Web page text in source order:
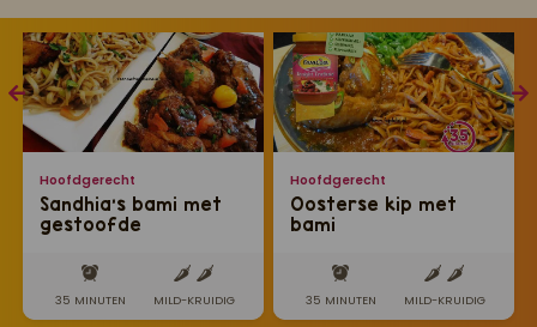
Hoofdgerecht
Sandhia's bami met
gestoofde
35 MINUTEN MILD-KRUIDIG
Hoofdgerecht
Oosterse kip met
bami
35 MINUTEN MILD-KRUIDIG